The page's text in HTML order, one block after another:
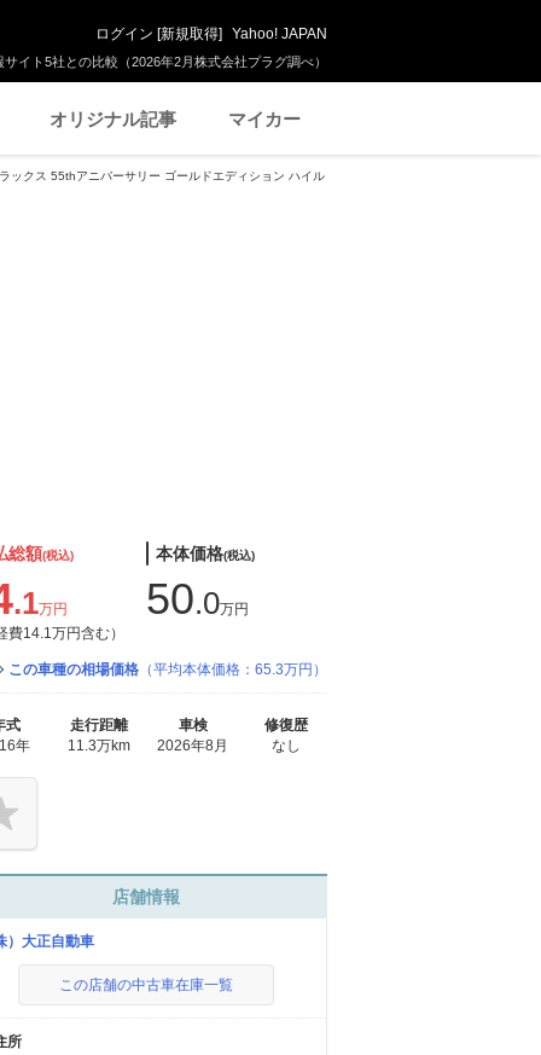
イト5社との比較（2026年2月株式会社プラグ調べ）
ログイン [新規取得] Yahoo! JAPAN
オリジナル記事 マイカー
ックス 55thアニバーサリー ゴールドエディション ハイル
総額(税込)
.1万円
費14.1万円含む）
本体価格(税込)
50.0万円
この車種の相場価格 （平均本体価格：65.3万円）
式
年
走行距離
11.3万km
車検
2026年8月
修復歴
なし
店舗情報
）大正自動車
この店舗の中古車在庫一覧
所